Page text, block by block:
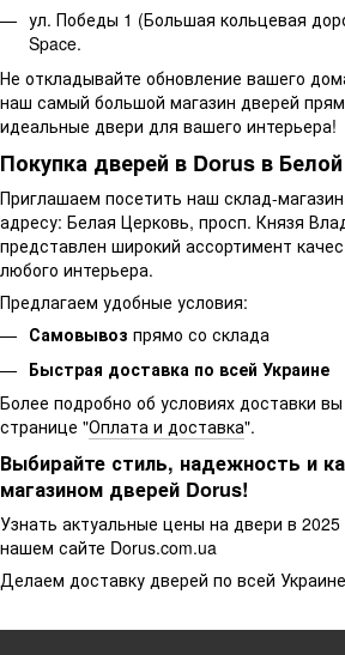
ул. Победы 1 (Большая кольцевая
Space.
Не откладывайте обновление вашего
наш самый большой магазин дверей
идеальные двери для вашего интерьера!
Покупка дверей в Dorus в
Приглашаем посетить наш склад-
адресу: Белая Церковь, просп. Князя
представлен широкий ассортимент
любого интерьера.
Предлагаем удобные условия:
Самовывоз прямо со склада
Быстрая доставка по всей Украине
Более подробно об условиях доставки
странице "Оплата и доставка".
Выбирайте стиль, надежность и
магазином дверей Dorus!
Узнать актуальные цены на двери в
нашем сайте Dorus.com.ua
Делаем доставку дверей по всей